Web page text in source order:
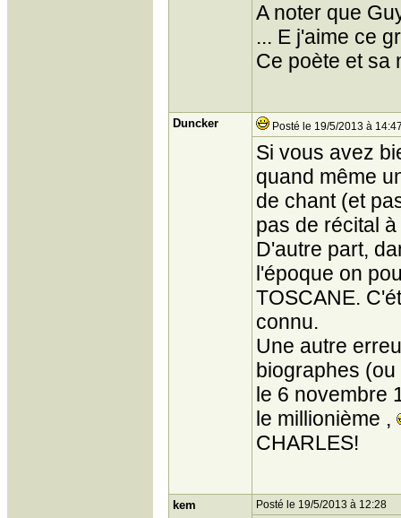
A noter que
... E j'aime ce
Ce poète et sa
Duncker Posté le 19/5/2013 à
Si vous avez
quand même
de chant (et
pas de récital
D'autre part,
l'époque on
TOSCANE.
connu.
Une autre
biographes
le 6 novembre
le millionième ,
CHARLES!
kem Posté le 19/5/2013 à 12:28